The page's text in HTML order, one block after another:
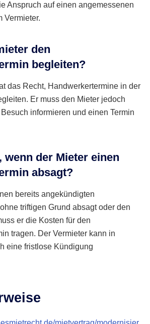
Anspruch auf einen angemessenen
Vermieter.
den
begleiten?
das Recht, Handwerkertermine in der
Er muss den Mieter jedoch
informieren und einen Termin
wenn der Mieter einen
absagt?
bereits angekündigten
triftigen Grund absagt oder den
er die Kosten für den
tragen. Der Vermieter kann in
eine fristlose Kündigung